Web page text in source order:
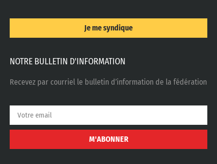
Je me syndique
NOTRE BULLETIN D'INFORMATION
Recevez par courriel le bulletin d’information de la fédération
M'ABONNER